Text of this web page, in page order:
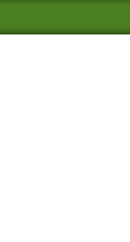
ル配信を登録す